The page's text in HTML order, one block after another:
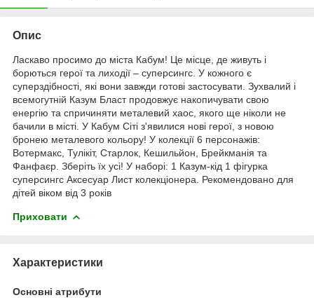
Опис
Ласкаво просимо до міста Кабум! Це місце, де живуть і
борються герої та лиходії – суперсингс. У кожного є
суперздібності, які вони завжди готові застосувати. Зухвалий і
всемогутній Казум Бласт продовжує накопичувати свою
енергію та спричиняти металевий хаос, якого ще ніколи не
бачили в місті. У Кабум Сіті з'явилися нові герої, з новою
бронею металевого кольору! У колекції 6 персонажів:
Вотермакс, Тулікіт, Старлок, Кешильйон, Брейкманія та
Фанфаєр. Зберіть їх усі! У наборі: 1 Казум-кід 1 фігурка
суперсингс Аксесуар Лист колекціонера. Рекомендовано для
дітей віком від 3 років
Приховати
Характеристики
Основні атрибути